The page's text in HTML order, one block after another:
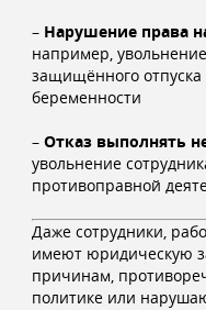
– Нарушение права
например,
защищённого отпуска
беременности
– Отказ выполнять
увольнение
противоправной
Даже сотрудники,
имеют юридическую
причинам,
политике или